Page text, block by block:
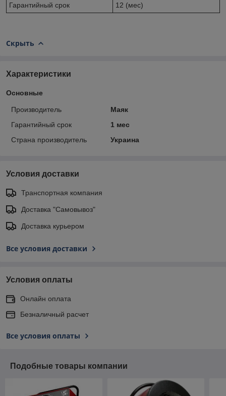
Гарантийный срок
12 (мес)
Скрыть
Характеристики
Основные
Производитель
Маяк
Гарантийный срок
1 мес
Страна производитель
Украина
Условия доставки
Транспортная компания
Доставка "Самовывоз"
Доставка курьером
Все условия доставки
Условия оплаты
Онлайн оплата
Безналичный расчет
Все условия оплаты
Подобные товары компании